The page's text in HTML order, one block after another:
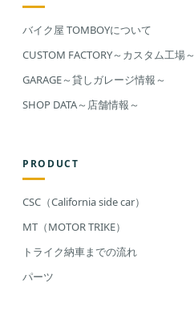
バイク屋 TOMBOYについて
CUSTOM FACTORY～カスタム工場～
GARAGE～貸しガレージ情報～
SHOP DATA～店舗情報～
PRODUCT
CSC（California side car）
MT（MOTOR TRIKE）
トライク納車までの流れ
パーツ